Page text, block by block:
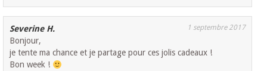
Severine H. 1 septembre 2017
Bonjour,
je tente ma chance et je partage pour ces jolis cadeaux !
Bon week !